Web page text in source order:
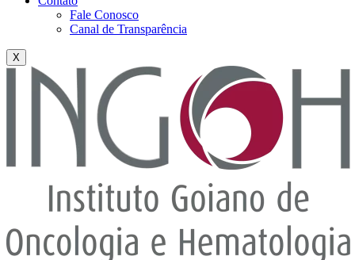
Fale Conosco
Canal de Transparência
X